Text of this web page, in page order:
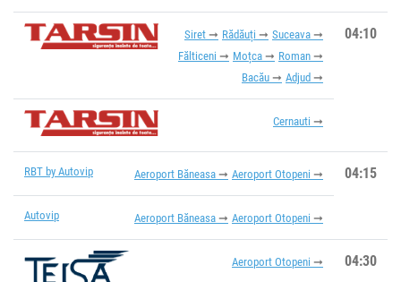
Siret Rădăuți
Suceava
Fălticeni
Moțca
Roman
Bacău
Adjud
04:10
Cernauti
RBT by Autovip Aeroport Băneasa Aeroport Otopeni 04:15
Autovip Aeroport Băneasa Aeroport Otopeni
Aeroport Otopeni 04:30